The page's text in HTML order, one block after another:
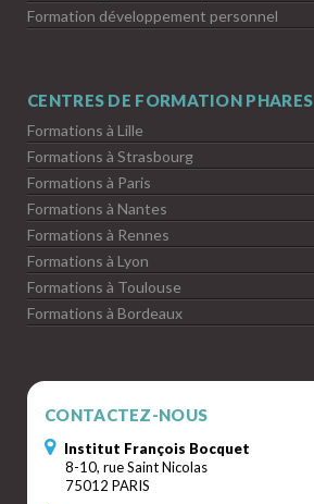
Formation développement personnel
CENTRES DE FORMATION PHARES
Formations à Lille
Formations à Strasbourg
Formations à Paris
Formations à Nantes
Formations à Rennes
Formations à Lyon
Formations à Toulouse
Formations à Bordeaux
CONTACTEZ-NOUS
Institut François Bocquet
8-10, rue Saint Nicolas
75012 PARIS